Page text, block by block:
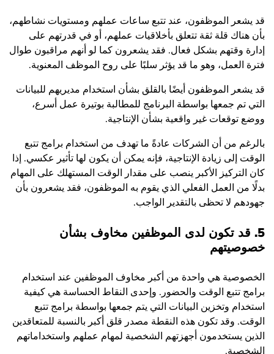
قد يشعر الموظفون، عند تتبع ساعات عملهم ومستويات نشاطهم،
بأن هناك قلة ثقة تتعلق بأخلاقيات عملهم، أو في قدرتهم على
إدارة وقتهم بشكل فعال. فقد يشعرون كما لو أنهم مراقبون طوال
فترة العمل، وهو ما قد يؤثر سلبًا على روح الموظف المعنوية.
قد يشعر الموظفون أيضًا بالقلق بشأن استخدام مديريهم للبيانات
التي تم جمعها بواسطة البرنامج للمطالبة بوتيرة عمل أسرع،
ووضع توقعات غير واقعية بشأن الإنتاجية.
بالرغم من أن الشركات عادةً ما تهدف من استخدام برامج تتبع
الوقت إلى زيادة الإنتاجية، فإنه يمكن أن يكون لها تأثير عكسي. إذا
كان التركيز الأكبر ينصب على مقدار الوقت المستهلك على المهام
بدلًا من العمل الفعلي الذي يقوم به الموظفون، فقد يشعرون بأن
جهودهم لا تحظى بالتقدير الواجب.
5. قد تكون لدى الموظفين مخاوف بشأن
خصوصيتهم
الخصوصية هي واحدة من أكبر مخاوف الموظفين عند استخدام
برامج تتبع الوقت والحضور. وإحدى النقاط الحساسة هي كيفية
استخدام وتخزين البيانات التي يتم جمعها بواسطة برامج تتبع
الوقت. وقد تكون هذه النقطة مصدر قلق أكبر بالنسبة للمتعاقدين
الذين يستخدمون أجهزتهم الشخصية لمهام عملهم واستخداماتهم
الشخصية.